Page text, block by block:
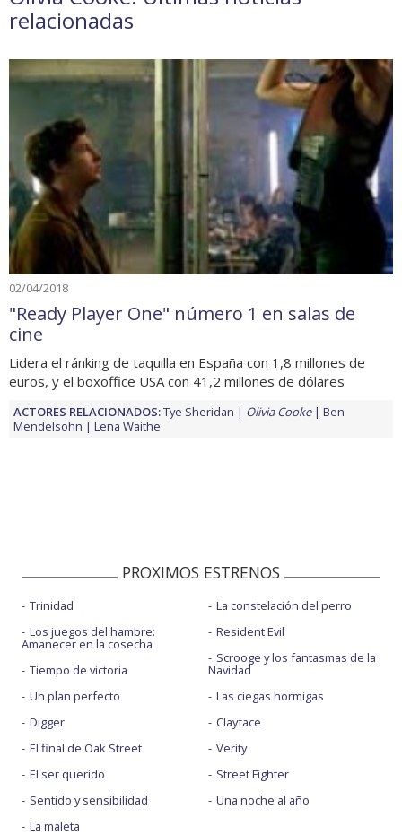
relacionadas
02/04/2018
"Ready Player One" número 1 en salas de
cine
Lidera el ránking de taquilla en España con 1,8 millones de
euros, y el boxoffice USA con 41,2 millones de dólares
ACTORES RELACIONADOS:Tye Sheridan Olivia Cooke
Ben
Mendelsohn
Lena Waithe
PROXIMOS ESTRENOS
Trinidad
Los juegos del hambre:
Amanecer en la cosecha
Tiempo de victoria
Un plan perfecto
Digger
El final de Oak Street
El ser querido
Sentido y sensibilidad
La maleta
La constelación del perro
Resident Evil
Scrooge y los fantasmas de la
Navidad
Las ciegas hormigas
Clayface
Verity
Street Fighter
Una noche al año